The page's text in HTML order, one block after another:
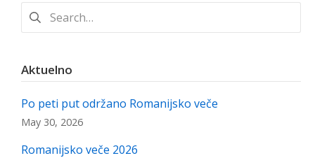
Search
for:
Aktuelno
Po peti put održano Romanijsko veče
May 30, 2026
Romanijsko veče 2026